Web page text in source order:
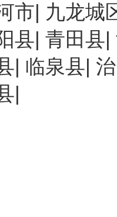
市| 九龙城
县| 青田县|
| 临泉县|
|